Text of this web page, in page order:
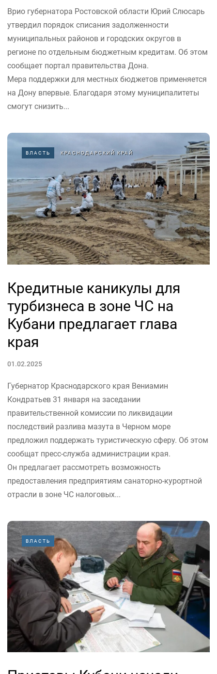
Врио губернатора Ростовской области Юрий Слюсарь
утвердил порядок списания задолженности
муниципальных районов и городских округов в
регионе по отдельным бюджетным кредитам. Об этом
сообщает портал правительства Дона.
Мера поддержки для местных бюджетов применяется
на Дону впервые. Благодаря этому муниципалитеты
смогут снизить...
ВЛАСТЬ КРАСНОДАРСКИЙ КРАЙ
Кредитные каникулы для
турбизнеса в зоне ЧС на
Кубани предлагает глава
края
01.02.2025
Губернатор Краснодарского края Вениамин
Кондратьев 31 января на заседании
правительственной комиссии по ликвидации
последствий разлива мазута в Черном море
предложил поддержать туристическую сферу. Об этом
сообщат пресс-служба администрации края.
Он предлагает рассмотреть возможность
предоставления предприятиям санаторно-курортной
отрасли в зоне ЧС налоговых...
ВЛАСТЬ